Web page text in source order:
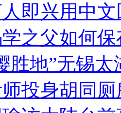
即兴用中
学之父如何
胜地”无锡
投身胡同